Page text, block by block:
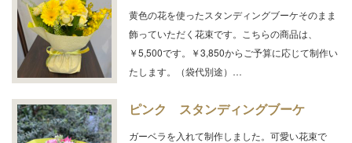
黄色の花を使ったスタンディングブーケそのまま
飾っていただく花束です。こちらの商品は、
￥5,500です。￥3,850からご予算に応じて制作い
たします。（袋代別途）…
ピンク スタンディングブーケ
ガーベラを入れて制作しました。可愛い花束で